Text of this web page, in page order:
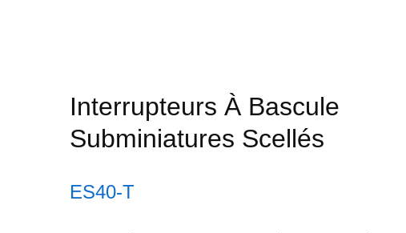
Interrupteurs À Bascule
Subminiatures Scellés
ES40-T